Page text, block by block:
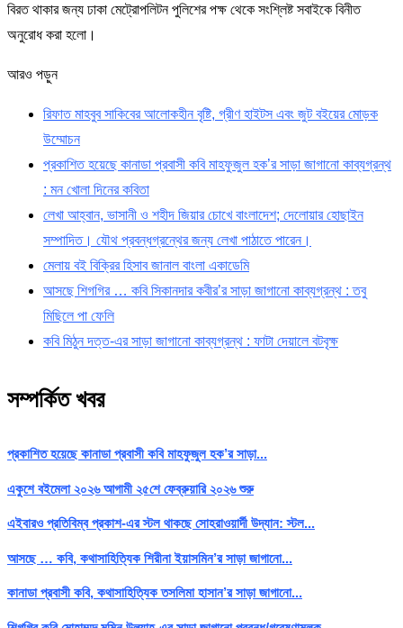
বিরত থাকার জন্য ঢাকা মেট্রোপলিটন পুলিশের পক্ষ থেকে সংশ্লিষ্ট সবাইকে বিনীত
অনুরোধ করা হলো।
আরও পড়ুন
রিফাত মাহবুব সাকিবের আলোকহীন বৃষ্টি, গ্রীণ হাইটস এবং জুট বইয়ের মোড়ক
উম্মোচন
প্রকাশিত হয়েছে কানাডা প্রবাসী কবি মাহফুজুল হক’র সাড়া জাগানো কাব্যগ্রন্থ
: মন খোলা দিনের কবিতা
লেখা আহ্বান, ভাসানী ও শহীদ জিয়ার চোখে বাংলাদেশ; দেলোয়ার হোছাইন
সম্পাদিত। যৌথ প্রবন্ধগ্রন্থের জন্য লেখা পাঠাতে পারেন।
মেলায় বই বিক্রির হিসাব জানাল বাংলা একাডেমি
আসছে শিগগির … কবি সিকানদার কবীর’র সাড়া জাগানো কাব্যগ্রন্থ : তবু
মিছিলে পা ফেলি
কবি মিঠুন দত্ত-এর সাড়া জাগানো কাব্যগ্রন্থ : ফাটা দেয়ালে বটবৃক্ষ
সম্পর্কিত খবর
প্রকাশিত হয়েছে কানাডা প্রবাসী কবি মাহফুজুল হক’র সাড়া...
একুশে বইমেলা ২০২৬ আগামী ২৫শে ফেব্রুয়ারি ২০২৬ শুরু
এইবারও প্রতিবিম্ব প্রকাশ-এর স্টল থাকছে সোহরাওয়ার্দী উদ্যান: স্টল...
আসছে … কবি, কথাসাহিত্যিক শিরীনা ইয়াসমিন’র সাড়া জাগানো...
কানাডা প্রবাসী কবি, কথাসাহিত্যিক তসলিমা হাসান’র সাড়া জাগানো...